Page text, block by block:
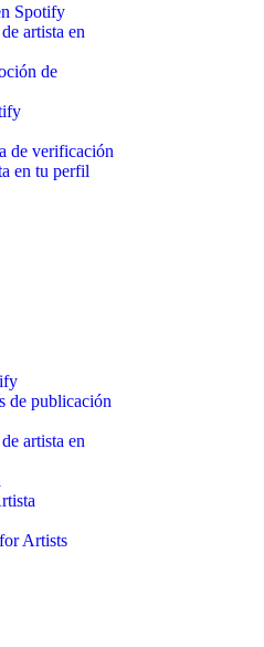
Spotify
artista en
de
de verificación
en tu perfil
de publicación
artista en
Artists